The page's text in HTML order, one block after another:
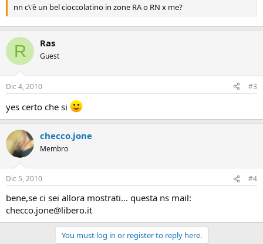
nn c\'è un bel cioccolatino in zone RA o RN x me?
R Ras
Guest
Dic 4, 2010 #3
yes certo che si
checco.jone
Membro
Dic 5, 2010 #4
bene,se ci sei allora mostrati... questa ns mail:
checco.jone@libero.it
You must log in or register to reply here.